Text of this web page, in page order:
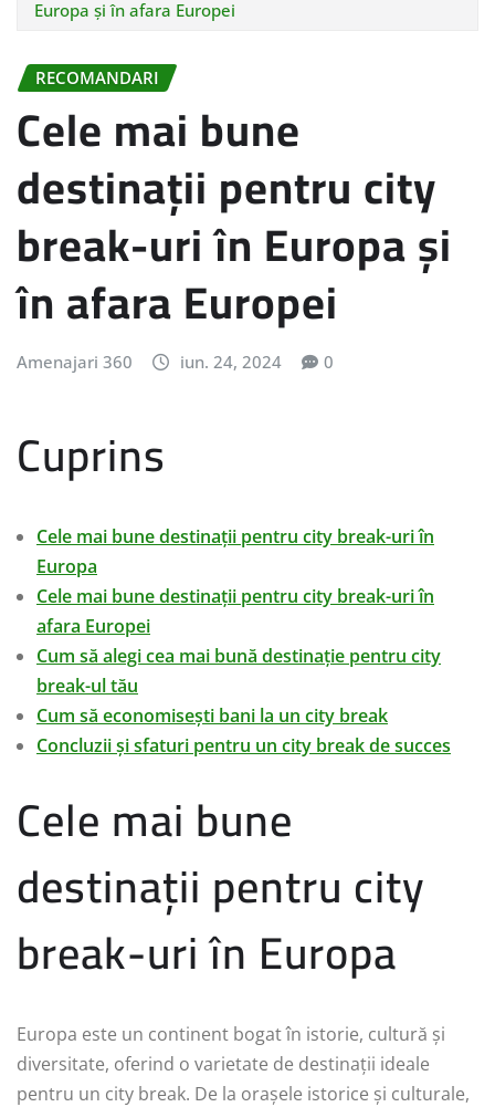
Europa și în afara Europei
RECOMANDARI
Cele mai bune
destinații pentru city
break-uri în Europa și
în afara Europei
Amenajari 360 iun. 24, 2024 0
Cuprins
Cele mai bune destinații pentru city break-uri în
Europa
Cele mai bune destinații pentru city break-uri în
afara Europei
Cum să alegi cea mai bună destinație pentru city
break-ul tău
Cum să economisești bani la un city break
Concluzii și sfaturi pentru un city break de succes
Cele mai bune
destinații pentru city
break-uri în Europa
Europa este un continent bogat în istorie, cultură și
diversitate, oferind o varietate de destinații ideale
pentru un city break. De la orașele istorice și culturale,